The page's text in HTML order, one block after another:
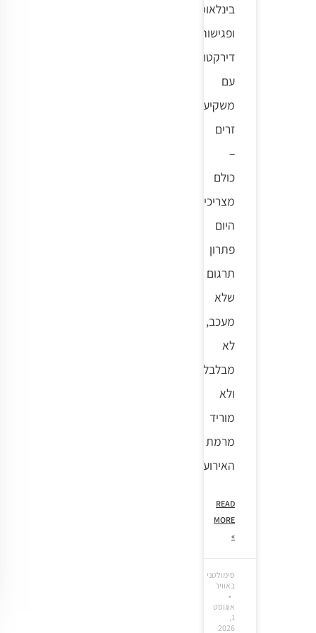
בינלאומיות
ופגישות
דירקטוריון
עם
משקיעים
זרים
–
כולם
מצריכים
היום
פתרון
תרגום
שלא
מעכב,
לא
מבלבל
ולא
מוריד
מרמת
האירוע.
READ
MORE
»
סימולטני
באוויר
אוגוסט
1,
2026